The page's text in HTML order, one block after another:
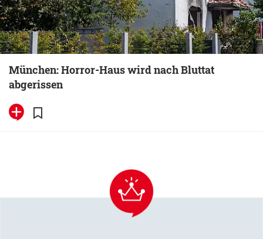
München: Horror-Haus wird nach Bluttat
abgerissen